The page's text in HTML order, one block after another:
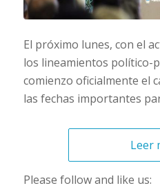
El próximo lunes, con el
los lineamientos político-
comienzo oficialmente el
las fechas importantes
Leer
Please follow and like us: